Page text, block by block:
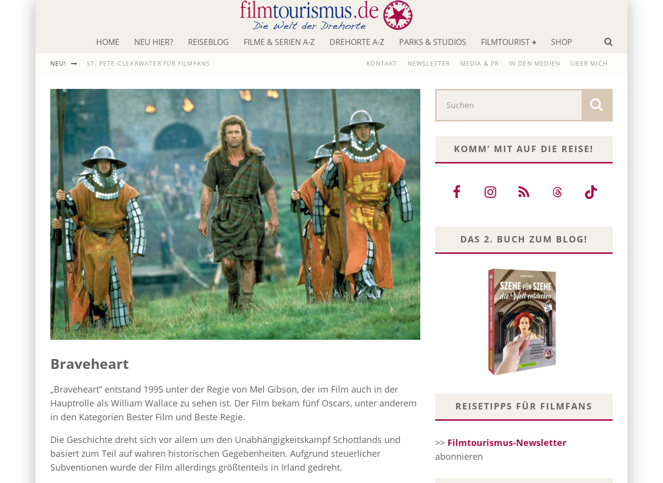
HOME NEU HIER? REISEBLOG FILME & SERIEN A-Z DREHORTE A-Z PARKS & STUDIOS FILMTOURIST SHOP
NEU!
ST. PETE-CLEARWATER FÜR FILMFANS
IM SCHNACK: ROLAND EMMERICH KONTAKT NEWSLETTER MEDIA & PR IN DEN MEDIEN ÜBER MICH
Braveheart
„Braveheart“ entstand 1995 unter der Regie von Mel Gibson, der im Film auch in der
Hauptrolle als William Wallace zu sehen ist. Der Film bekam fünf Oscars, unter anderem
in den Kategorien Bester Film und Beste Regie.
Die Geschichte dreht sich vor allem um den Unabhängigkeitskampf Schottlands und
basiert zum Teil auf wahren historischen Gegebenheiten. Aufgrund steuerlicher
Subventionen wurde der Film allerdings größtenteils in Irland gedreht.
KOMM‘ MIT AUF DIE REISE!
DAS 2. BUCH ZUM BLOG!
REISETIPPS FÜR FILMFANS
>> Filmtourismus-Newsletter
abonnieren